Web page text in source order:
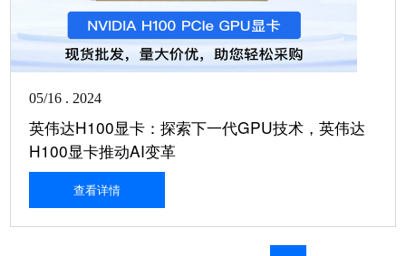
05/16 . 2024
英伟达H100显卡：探索下一代GPU技术，英伟达
H100显卡推动AI变革
查看详情